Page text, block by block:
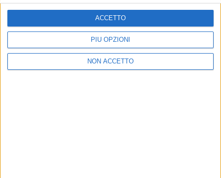
PIÙ OPZIONI
NON ACCETTO
ACCETTO
ISCRIVITI
Dichiaro di aver letto e compreso l'informativa sulla privacy e
di dare il mio consenso alla ricezione di promozioni commerciali